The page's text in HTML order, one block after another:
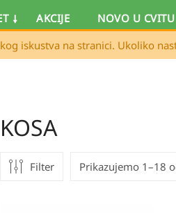
AKCIJE NOVO U CVITU
iskustva na stranici. Ukoliko
KOSA
Filter Prikazujemo 1–18